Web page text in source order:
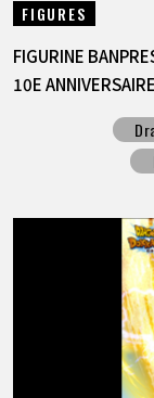
FIGURES
FIGURINE
10E